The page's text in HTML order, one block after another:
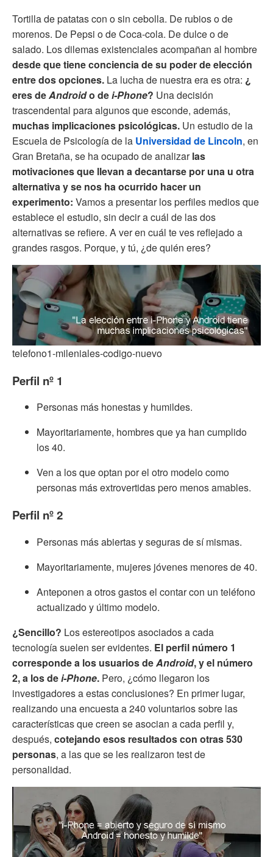
Tortilla de patatas con o sin cebolla. De rubios o de
morenos. De Pepsi o de Coca-cola. De dulce o de
salado. Los dilemas existenciales acompañan al hombre
desde que tiene conciencia de su poder de elección
entre dos opciones. La lucha de nuestra era es otra: ¿
eres deAndroido dei-Phone? Una decisión
trascendental para algunos que esconde, además,
muchas implicaciones psicológicas. Un estudio de la
Escuela de Psicología de la Universidad de Lincoln, en
Gran Bretaña, se ha ocupado de analizarlas
motivaciones que llevan a decantarse por una u otra
alternativa y se nos ha ocurrido hacer un
experimento: Vamos a presentar los perfiles medios que
establece el estudio, sin decir a cuál de las dos
alternativas se refiere. A ver en cuál te ves reflejado a
grandes rasgos. Porque, y tú, ¿de quién eres?
telefono1-mileniales-codigo-nuevo
Perfil nº 1
Personas más honestas y humildes.
Mayoritariamente, hombres que ya han cumplido
los 40.
Ven a los que optan por el otro modelo como
personas más extrovertidas pero menos amables.
Perfil nº 2
Personas más abiertas y seguras de sí mismas.
Mayoritariamente, mujeres jóvenes menores de 40.
Anteponen a otros gastos el contar con un teléfono
actualizado y último modelo.
¿Sencillo? Los estereotipos asociados a cada
tecnología suelen ser evidentes. El perfil número 1
corresponde a los usuarios deAndroid, y el número
2, a los dei-Phone. Pero, ¿cómo llegaron los
investigadores a estas conclusiones? En primer lugar,
realizando una encuesta a 240 voluntarios sobre las
características que creen se asocian a cada perfil y,
después, cotejando esos resultados con otras 530
personas, a las que se les realizaron test de
personalidad.